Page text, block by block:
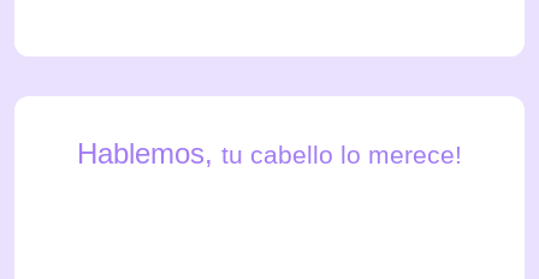
Hablemos, tu cabello lo merece!